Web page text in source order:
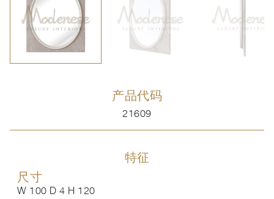
产品代码
21609
特征
尺寸
W 100 D 4 H 120